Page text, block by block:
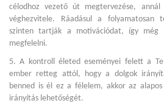
célodhoz vezető út megtervezése,
véghezvitele. Ráadásul a folyamatosan
szinten tartják a motivációdat, így még
megfelelni.
5. A kontroll életed eseményei felett a Te
ember retteg attól, hogy a dolgok
benned is él ez a félelem, akkor az
irányítás lehetőségét.